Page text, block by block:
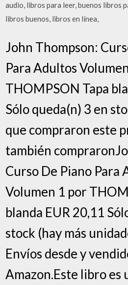
audio, libros para leer, buenos libros
libros buenos, libros en línea,
John Thompson:
Para Adultos
THOMPSON Tapa
Sólo queda(n) 3 en
que compraron este
también
Curso De Piano Para
Volumen 1 por
blanda EUR 20,11
stock (hay más
Envíos desde y
Amazon.Este libro es